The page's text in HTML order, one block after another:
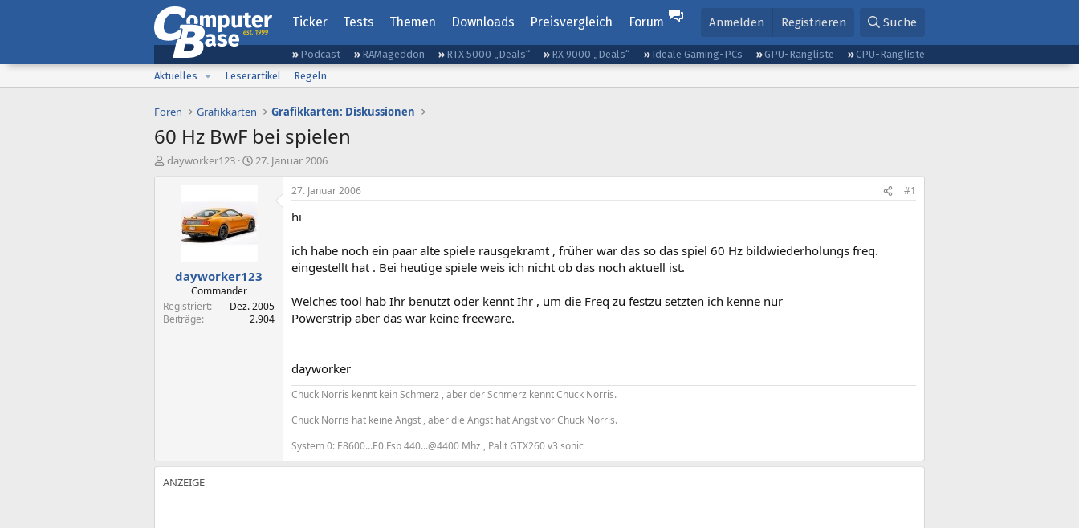
Ticker Tests Themen Downloads Preisvergleich Forum Anmelden Registrieren Suche
Podcast RAMageddon RTX 5000 „Deals“ RX 9000 „Deals“ Ideale Gaming-PCs GPU-Rangliste
CPU-Rangliste
Aktuelles
Leserartikel Regeln
Foren Grafikkarten Grafikkarten: Diskussionen
60 Hz BwF bei spielen
E
dayworker123
E
e
l
a
27. Januar 2006
dayworker123
Commander
Registriert
Dez. 2005
Beiträge
2.904
27. Januar 2006 #1
hi
ich habe noch ein paar alte spiele rausgekramt , früher war das so das spiel 60 Hz bildwiederholungs freq.
eingestellt hat . Bei heutige spiele weis ich nicht ob das noch aktuell ist.
Welches tool hab Ihr benutzt oder kennt Ihr , um die Freq zu festzu setzten ich kenne nur
Powerstrip aber das war keine freeware.
dayworker
Chuck Norris kennt kein Schmerz , aber der Schmerz kennt Chuck Norris.
Chuck Norris hat keine Angst , aber die Angst hat Angst vor Chuck Norris.
System 0: E8600...E0.Fsb 440...@4400 Mhz , Palit GTX260 v3 sonic